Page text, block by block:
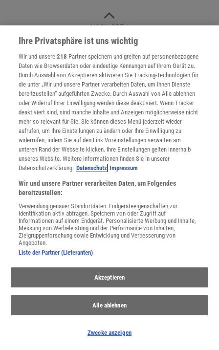
NACH OBEN
Für Sie im Spektrum-Shop und am Kiosk:
WEITERE NEUERSCHEINUNGEN SPEKTRUM SHOP
Spektrum.de-Newsletter abonnieren
JETZT ANMELDEN!
Sie können unsere Newsletter jederzeit wieder abbestellen. Infos zu unserem Umgang
mit Ihren personenbezogenen Daten finden Sie in unserer Datenschutzerklärung
Im Handel kaufen
Ihre Privatsphäre ist uns wichtig
Wir und unsere218-Partner speichern und greifen auf personenbezogene
Daten wie Browserdaten oder eindeutige Kennungen auf Ihrem Gerät zu.
Durch Auswahl von Akzeptieren aktivieren Sie Tracking-Technologien für
die unter „Wir und unsere Partner verarbeiten Daten, um Ihnen Dienste
bereitzustellen“ aufgeführten Zwecke. Durch Auswahl von Alle ablehnen
oder Widerruf Ihrer Einwilligung werden diese deaktiviert. Wenn Tracker
deaktiviert sind, sind manche Inhalte und Anzeigen möglicherweise nicht
mehr so relevant für Sie. Sie können dieses Menü jederzeit wieder
aufrufen, um Ihre Einstellungen zu ändern oder Ihre Einwilligung zu
widerrufen, indem Sie auf den Link Voreinstellungen verwalten am
unteren Rand der Webseite klicken. Ihre Einstellungen gelten innerhalb
unseres Website. Weitere Informationen finden Sie in unserer
Datenschutzerklärung. Datenschutz Impressum
Wir und unsere Partner verarbeiten Daten, um Folgendes
bereitzustellen:
Verwendung genauer Standortdaten. Endgeräteeigenschaften zur
Identifikation aktiv abfragen. Speichern von oder Zugriff auf
Informationen auf einem Endgerät. Personalisierte Werbung und Inhalte,
Messung von Werbeleistung und der Performance von Inhalten,
Zielgruppenforschung sowie Entwicklung und Verbesserung von
Angeboten.
Liste der Partner (Lieferanten)
Akzeptieren
Alle ablehnen
Zwecke anzeigen